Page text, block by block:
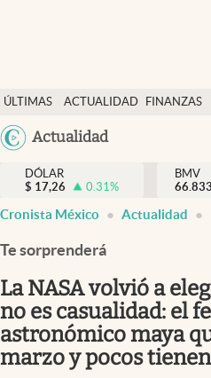
ÚLTIMAS
NOTICIAS
ACTUALIDAD
FINANZAS
Actualidad
Actualidad
Finanzas y economía
Dólar y mercados
Pc y celular
Vida y estilo
DÓLAR
$ 17,26 0.31%
BMV
Cronista México Actualidad
Te sorprenderá
La NASA volvió a
no es casualidad: el
astronómico maya
marzo y pocos